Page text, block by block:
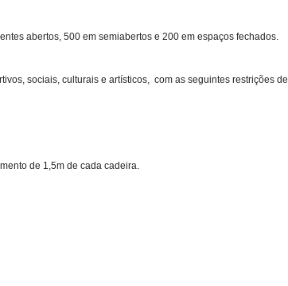
abertos, 500 em semiabertos e 200 em espaços fechados.
sociais, culturais e artísticos, com as seguintes restrições de
de 1,5m de cada cadeira.